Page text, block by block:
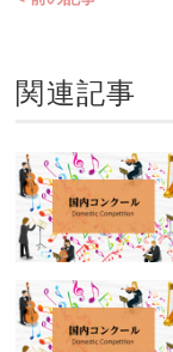
関連記事